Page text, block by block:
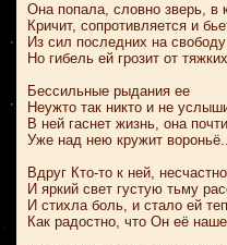
Она попала, словно зверь, в
Кричит, сопротивляется и
Из сил последних на
Но гибель ей грозит от
Бессильные рыдания ее
Неужто так никто и не
В ней гаснет жизнь, она
Уже над нею кружит
Вдруг Кто-то к ней,
И яркий свет густую тьму
И стихла боль, и стало ей
Как радостно, что Он её